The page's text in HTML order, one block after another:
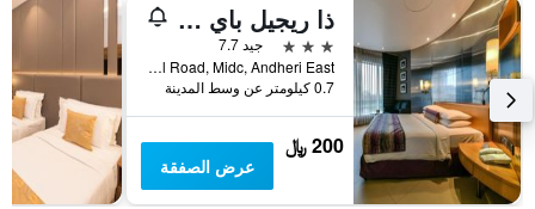
ذا ريجيل باي تونجا
3 نجوم
جيد 7.7
Plot No. 31, Central Road, Midc, Andheri East, مومباي, الهند
0.7 كيلومتر عن وسط المدينة
200 ﷼
عرض الصفقة